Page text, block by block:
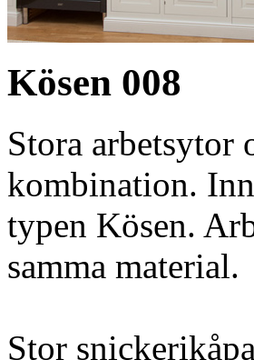
Kösen 008
Stora arbetsytor
kombination.
typen Kösen.
samma material.
Stor